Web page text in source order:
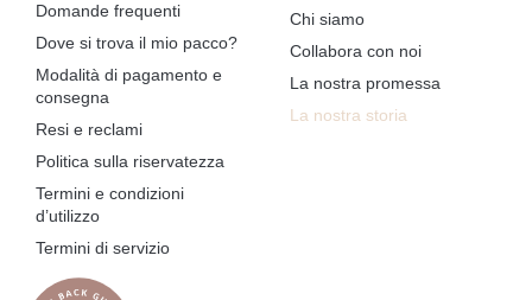
Domande frequenti
Dove si trova il mio pacco?
Modalità di pagamento e
consegna
Resi e reclami
Politica sulla riservatezza
Termini e condizioni
d’utilizzo
Termini di servizio
Chi siamo
Collabora con noi
La nostra promessa
La nostra storia